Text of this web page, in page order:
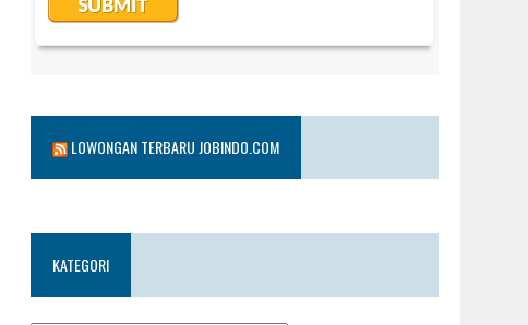
LOWONGAN TERBARU JOBINDO.COM
KATEGORI